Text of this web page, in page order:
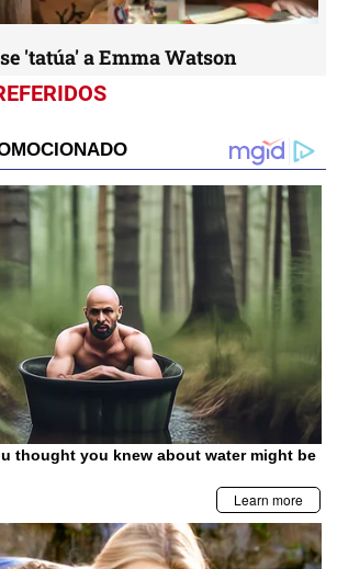
'tatúa' a Emma Watson